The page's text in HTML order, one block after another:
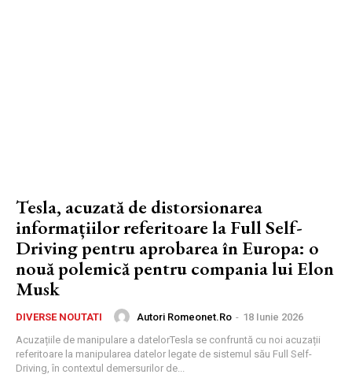
Tesla, acuzată de distorsionarea
informațiilor referitoare la Full Self-
Driving pentru aprobarea în Europa: o
nouă polemică pentru compania lui Elon
Musk
DIVERSE NOUTATI Autori Romeonet.ro - 18 Iunie 2026
Acuzațiile de manipulare a datelorTesla se confruntă cu noi acuzații
referitoare la manipularea datelor legate de sistemul său Full Self-
Driving, în contextul demersurilor de...